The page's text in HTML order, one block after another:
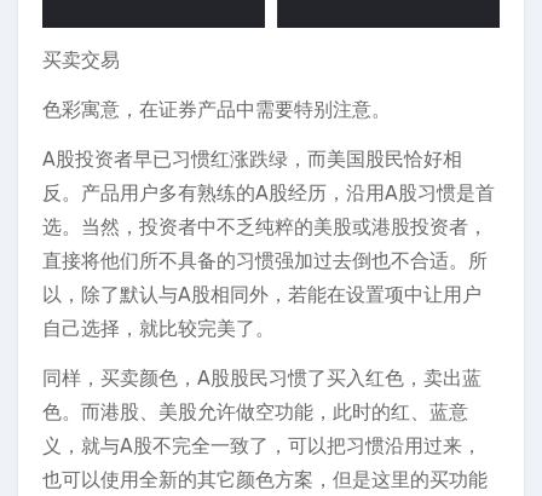
买卖交易
色彩寓意，在证券产品中需要特别注意。
A股投资者早已习惯红涨跌绿，而美国股民恰好相
反。产品用户多有熟练的A股经历，沿用A股习惯是首
选。当然，投资者中不乏纯粹的美股或港股投资者，
直接将他们所不具备的习惯强加过去倒也不合适。所
以，除了默认与A股相同外，若能在设置项中让用户
自己选择，就比较完美了。
同样，买卖颜色，A股股民习惯了买入红色，卖出蓝
色。而港股、美股允许做空功能，此时的红、蓝意
义，就与A股不完全一致了，可以把习惯沿用过来，
也可以使用全新的其它颜色方案，但是这里的买功能